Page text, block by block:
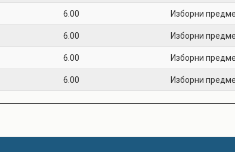
6.00 Изборни
6.00 Изборни
6.00 Изборни
6.00 Изборни